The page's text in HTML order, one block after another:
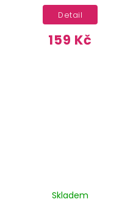
159 Kč
Detail
Skladem